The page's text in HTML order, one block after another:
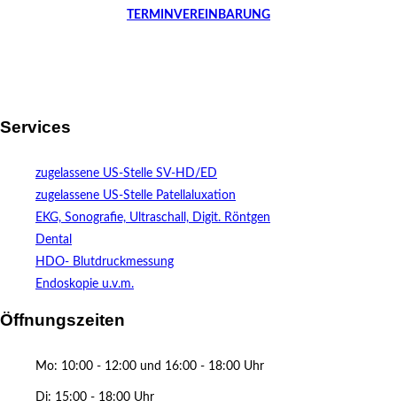
TERMINVEREINBARUNG
Services
zugelassene US-Stelle SV-HD/ED
zugelassene US-Stelle Patellaluxation
EKG, Sonografie, Ultraschall, Digit. Röntgen
Dental
HDO- Blutdruckmessung
Endoskopie u.v.m.
Öffnungszeiten
Mo: 10:00 - 12:00 und 16:00 - 18:00 Uhr
Di: 15:00 - 18:00 Uhr